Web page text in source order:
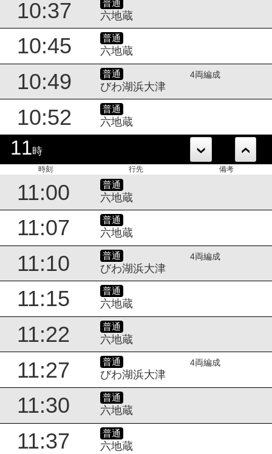
10:37 普通
六地蔵
10:45 普通
六地蔵
10:49 普通
びわ湖浜大津
4両編成
10:52 普通
六地蔵
11時
時刻 行先 備考
11:00 普通
六地蔵
11:07 普通
六地蔵
11:10 普通
びわ湖浜大津
4両編成
11:15 普通
六地蔵
11:22 普通
六地蔵
11:27 普通
びわ湖浜大津
4両編成
11:30 普通
六地蔵
11:37 普通
六地蔵